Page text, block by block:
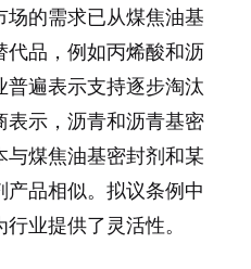
的需求已从煤焦油基
品，例如丙烯酸和沥
遍表示支持逐步淘汰
示，沥青和沥青基密
煤焦油基密封剂和某
品相似。拟议条例中
业提供了灵活性。